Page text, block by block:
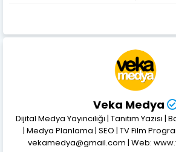
Veka Medya
Dijital Medya Yayıncılığı | Tanıtım Yazısı
| Medya Planlama | SEO | TV Film
vekamedya@gmail.com | Web: